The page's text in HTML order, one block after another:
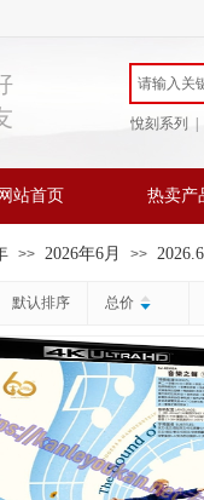
悅刻系列 |
网站首页 热卖产
>> 2026年6月 >>
默认排序 总价